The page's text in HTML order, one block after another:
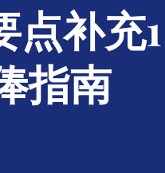
点补充1
指南